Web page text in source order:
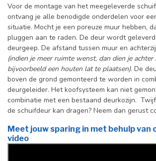
Voor de montage van het meegeleverde
ontvang je alle benodigde onderdelen voor
situatie. Mocht je een poreuze muur hebben,
pluggen aan te raden. De deur wordt
deurgeep. De afstand tussen muur en
(indien je meer ruimte wenst, dan dien je
bijvoorbeeld een houten lat te plaatsen). De
boven de grond gemonteerd te worden in
deurgeleider. Het koofsysteem kan niet
combinatie met een bestaand deurkozijn.
de schuifdeur kan dragen? Neem dan gerust
Meet jouw sparing in met behulp van
video